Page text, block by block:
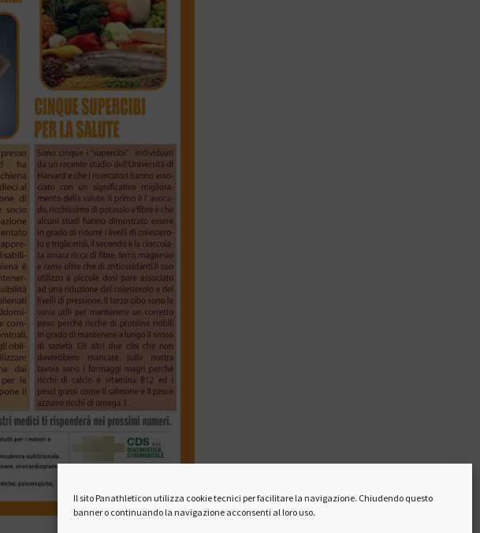
Il sito Panathleticon utilizza cookie tecnici per facilitare la navigazione. Chiudendo questo
banner o continuando la navigazione acconsenti al loro uso.